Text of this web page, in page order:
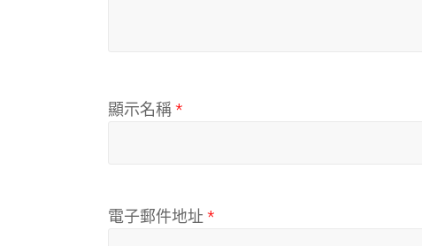
顯示名稱*
電子郵件地址 *